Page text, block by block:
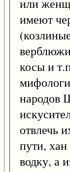
или
имеют
косы и
народов
отвлечь
пути,
водку, а